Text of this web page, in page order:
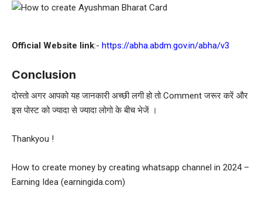
Official Website link:- https://abha.abdm.gov.in/abha/v3
Conclusion
दोस्तो अगर आपको यह जानकारी अच्छी लगी हो तो Comment जरूर करें और
इस पोस्ट को ज्यादा से ज्यादा लोगो के बीच भेजें ।
Thankyou !
How to create money by creating whatsapp channel in 2024 –
Earning Idea (earningida.com)